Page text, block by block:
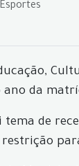
ano da
de
restrição